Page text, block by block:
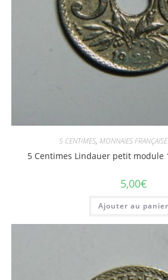
5 CENTIMES, MONNAIES
5 Centimes Lindauer petit module
5,00€
Ajouter au panier